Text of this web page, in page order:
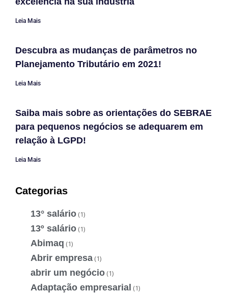
Leia Mais
Descubra as mudanças de parâmetros no
Planejamento Tributário em 2021!
Leia Mais
Saiba mais sobre as orientações do SEBRAE
para pequenos negócios se adequarem em
relação à LGPD!
Leia Mais
Categorias
13° salário (1)
13º salário (1)
Abimaq (1)
Abrir empresa (1)
abrir um negócio (1)
Adaptação empresarial (1)